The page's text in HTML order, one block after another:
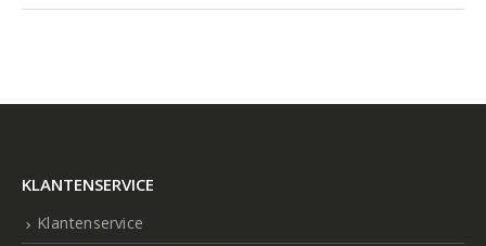
KLANTENSERVICE
Klantenservice